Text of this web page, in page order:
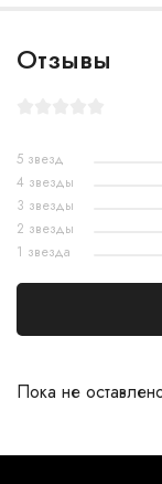
Отзывы
Пока не
5 звезд
4 звезды
3 звезды
2 звезды
1 звезда